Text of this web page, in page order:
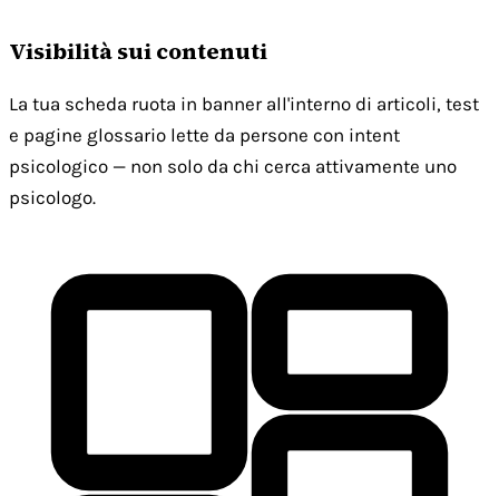
Visibilità sui contenuti
La tua scheda ruota in banner all'interno di articoli, test
e pagine glossario lette da persone con intent
psicologico — non solo da chi cerca attivamente uno
psicologo.